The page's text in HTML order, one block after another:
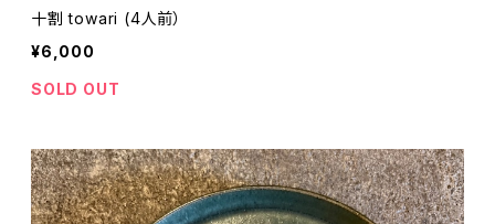
十割 towari (4人前）
¥6,000
SOLD OUT